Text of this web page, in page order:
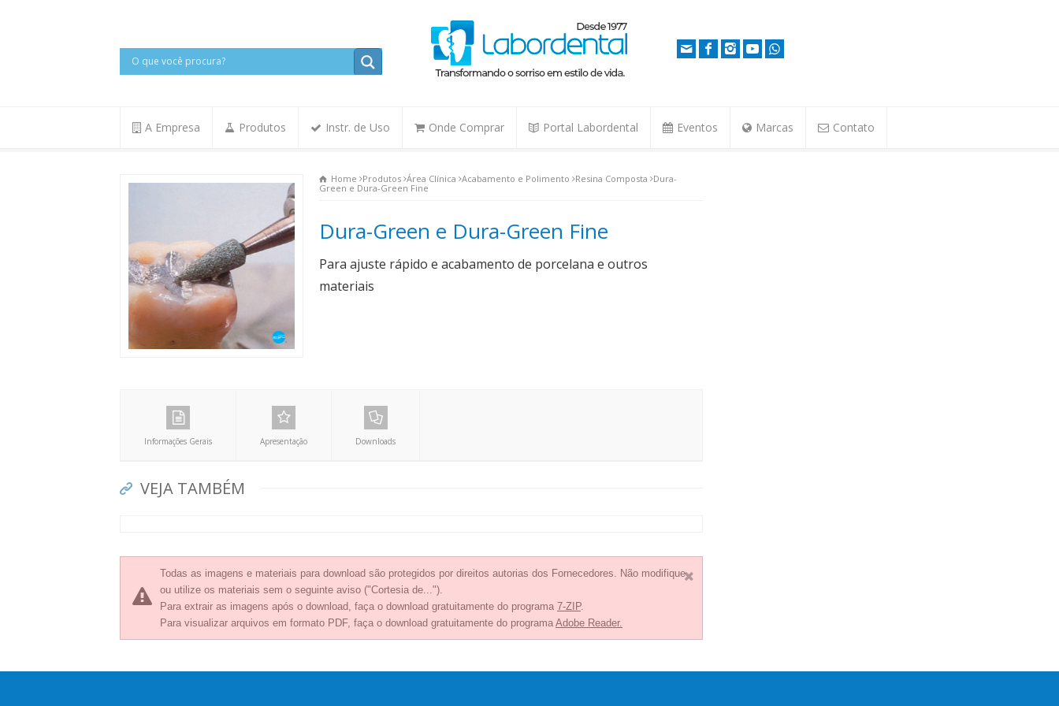
A Empresa Produtos Instr. de Uso Onde Comprar Portal Labordental Eventos Marcas Contato
Home Produtos Área Clínica Acabamento e Polimento Resina Composta Dura-
Green e Dura-Green Fine
Dura-Green e Dura-Green Fine
Para ajuste rápido e acabamento de porcelana e outros
materiais
Informações Gerais Apresentação Downloads
VEJA TAMBÉM
Todas as imagens e materiais para download são protegidos por direitos autorias dos Fornecedores. Não modifique
ou utilize os materiais sem o seguinte aviso ("Cortesia de...").
Para extrair as imagens após o download, faça o download gratuitamente do programa 7-ZIP.
Para visualizar arquivos em formato PDF, faça o download gratuitamente do programa Adobe Reader.